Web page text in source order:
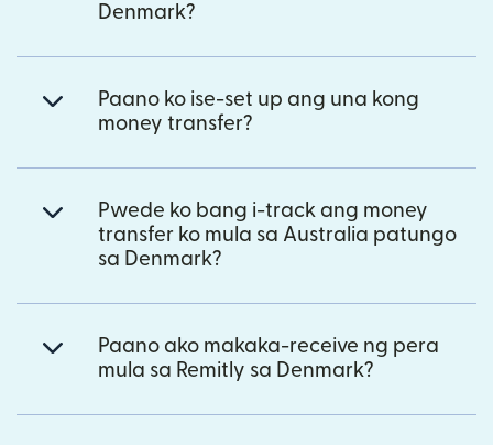
Denmark?
Paano ko ise-set up ang una kong
money transfer?
Pwede ko bang i-track ang money
transfer ko mula sa Australia patungo
sa Denmark?
Paano ako makaka-receive ng pera
mula sa Remitly sa Denmark?